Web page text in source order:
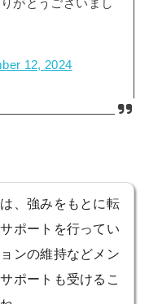
がとうございまし
12, 2024
、強みをもとに転
ポートを行ってい
ンの維持などメン
ポートも受けるこ